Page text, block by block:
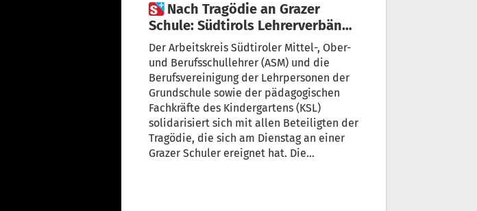
 Nach Tragödie an Grazer
Schule: Südtirols Lehrerverbände
rufen zu Gedenkminute auf
Der Arbeitskreis Südtiroler Mittel-, Ober-
und Berufsschullehrer (ASM) und die
Berufsvereinigung der Lehrpersonen der
Grundschule sowie der pädagogischen
Fachkräfte des Kindergartens (KSL)
solidarisiert sich mit allen Beteiligten der
Tragödie, die sich am Dienstag an einer
Grazer Schuler ereignet hat. Die